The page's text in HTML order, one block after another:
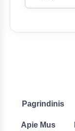
Pagrindinis
Apie Mus